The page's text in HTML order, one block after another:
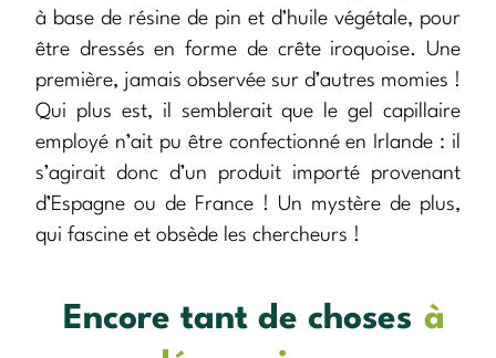
à base de résine de pin et d’huile végétale, pour
être dressés en forme de crête iroquoise. Une
première, jamais observée sur d’autres momies !
Qui plus est, il semblerait que le gel capillaire
employé n’ait pu être confectionné en Irlande : il
s’agirait donc d’un produit importé provenant
d’Espagne ou de France ! Un mystère de plus,
qui fascine et obsède les chercheurs !
Encore tant de choses à